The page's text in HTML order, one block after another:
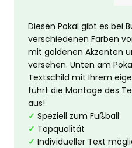
Diesen Pokal gibt es bei
verschiedenen Farben
mit goldenen Akzenten
versehen. Unten am
Textschild mit Ihrem
führt die Montage des
aus!
✓ Speziell zum Fußball
✓ Topqualität
✓ Individueller Text